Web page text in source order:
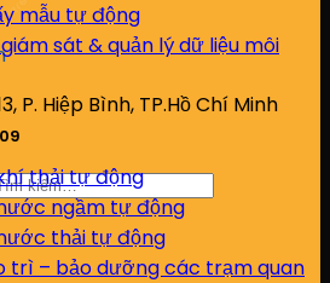
P. Hiệp Bình, TP.Hồ Chí Minh
mẫu tự động
sát & quản lý dữ liệu môi
thải tự động
ngầm tự động
thải tự động
trì – bảo dưỡng các trạm quan